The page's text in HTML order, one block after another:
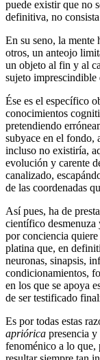
puede existir que no
definitiva, no
En su seno, la mente
otros, un anteojo
un objeto al fin y al
sujeto imprescindible
Ése es el específico
conocimientos
pretendiendo
subyace en el fondo,
incluso no existiría,
evolución y carente
canalizado,
de las coordenadas
Así pues, ha de
científico desmenuza
por conciencia
platina que, en
neuronas, sinapsis,
condicionamientos,
en los que se apoya
de ser testificado
Es por todas estas
apriórica presencia
fenoménico a lo que,